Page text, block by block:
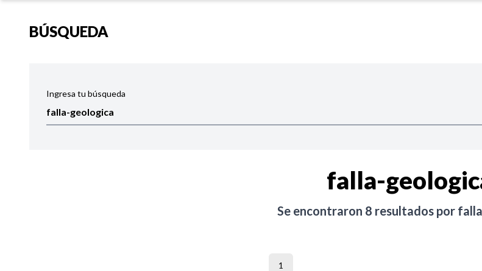
BÚSQUEDA
Ingresa tu búsqueda
falla-
Se encontraron 8 resultados por
1